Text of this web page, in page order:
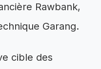
Rawbank,
Garang.
cible des